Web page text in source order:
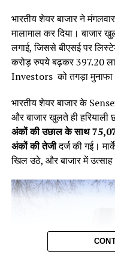
कितना तेल
तेल बाजार पर नजर रखने वाली
आंकड़ों के अनुसार, मार्च के
1.85 मिलियन बैरल प्रतिदिन
आंकड़ा 1.47 मिलियन बैरल
बैरल प्रतिदिन रहा था।
और जनवरी में 33% थी। यह
बावजूद भारत लगातार रूस से
भारतीय शेयर बाजार ने
मालामाल कर दिया। बाजार
लगाई, जिससे बीएसई पर
करोड़ रुपये बढ़कर 397.20
Investors को तगड़ा
भारतीय शेयर बाजार के
और बाजार खुलते ही
अंकों की उछाल के साथ
अंकों की तेजीदर्ज की गई।
खिल उठे, और बाजार में उत्साह